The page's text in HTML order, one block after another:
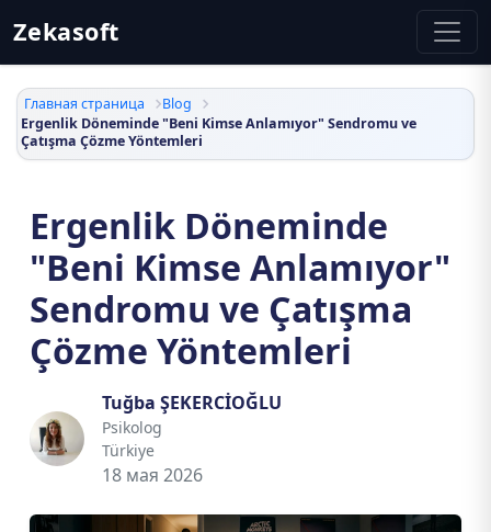
Zekasoft
Главная страница
Blog
Ergenlik Döneminde "Beni Kimse Anlamıyor" Sendromu ve
Çatışma Çözme Yöntemleri
Ergenlik Döneminde
"Beni Kimse Anlamıyor"
Sendromu ve Çatışma
Çözme Yöntemleri
Tuğba ŞEKERCİOĞLU
Psikolog
Türkiye
18 мая 2026